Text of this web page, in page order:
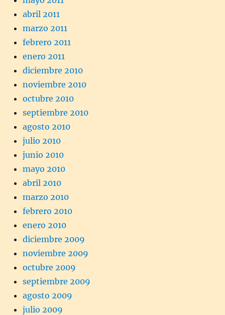
abril 2011
marzo 2011
febrero 2011
enero 2011
diciembre 2010
noviembre 2010
octubre 2010
septiembre 2010
agosto 2010
julio 2010
junio 2010
mayo 2010
abril 2010
marzo 2010
febrero 2010
enero 2010
diciembre 2009
noviembre 2009
octubre 2009
septiembre 2009
agosto 2009
julio 2009